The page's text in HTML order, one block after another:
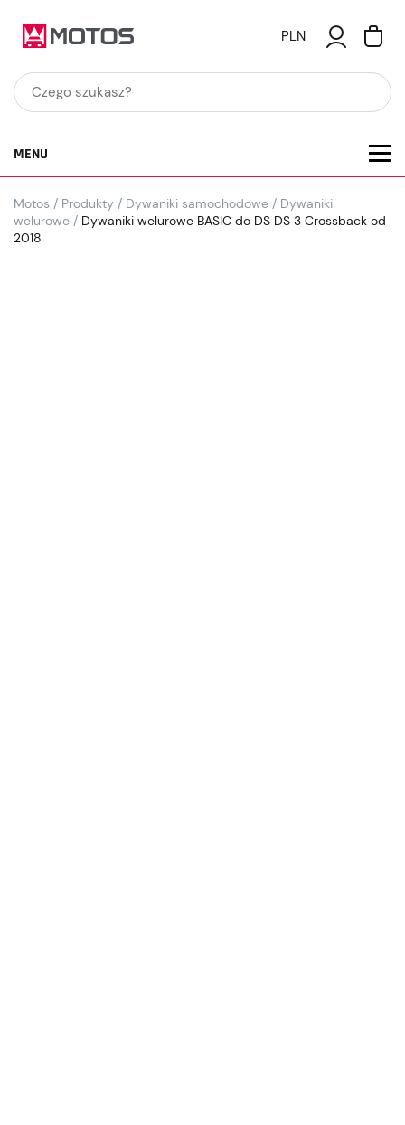
PLN
MENU
Motos / Produkty / Dywaniki samochodowe / Dywaniki
welurowe / Dywaniki welurowe BASIC do DS DS 3 Crossback od
2018